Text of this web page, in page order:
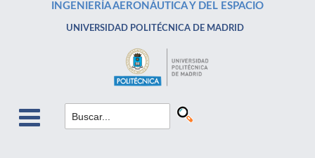
INGENIERÍA AERONÁUTICA Y DEL ESPACIO
UNIVERSIDAD POLITÉCNICA DE MADRID